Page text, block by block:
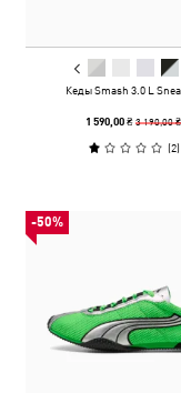
Кеды Smash 3.0 L
1 590,00 ₴3 190,00 ₴
(2)
-50%